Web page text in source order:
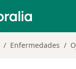
Enfermedades